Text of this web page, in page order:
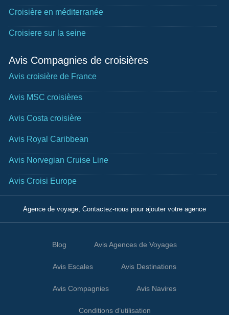
Croisière en méditerranée
Croisiere sur la seine
Avis Compagnies de croisières
Avis croisière de France
Avis MSC croisières
Avis Costa croisière
Avis Royal Caribbean
Avis Norvegian Cruise Line
Avis Croisi Europe
Agence de voyage, Contactez-nous pour ajouter votre agence
Blog Avis Agences de Voyages
Avis Escales Avis Destinations
Avis Compagnies Avis Navires
Conditions d’utilisation